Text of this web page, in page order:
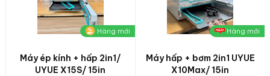
Hàng mới
Máy ép kính + hấp 2in1/
UYUE X15S/ 15in
Hàng mới
Máy hấp + bơm 2in1 UYUE
X10Max/ 15in